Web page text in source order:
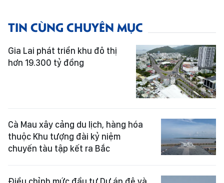
TIN CÙNG CHUYÊN MỤC
Gia Lai phát triển khu đô thị
hơn 19.300 tỷ đồng
Cà Mau xây cảng du lịch, hàng hóa
thuộc Khu tượng đài kỷ niệm
chuyến tàu tập kết ra Bắc